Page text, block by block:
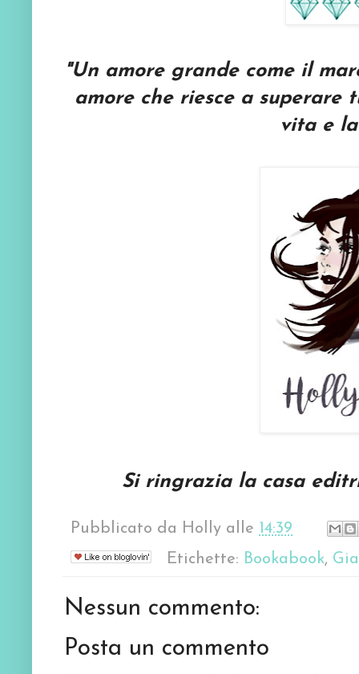
"Un amore grande come il
amore che riesce a
vita e
Si ringrazia la casa
Pubblicato da Holly alle 14:39
Etichette: Bookabook,
Nessun commento:
Posta un commento